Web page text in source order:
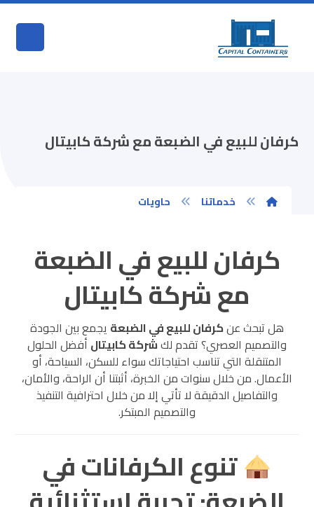
كرفان للبيع في الضبعة مع شركة كابيتال
خدماتنا حاويات
كرفان للبيع في الضبعة
مع شركة كابيتال
هل تبحث عنكرفان للبيع في الضبعة يجمع بين الجودة
والتصميم العصري؟ تقدم لكشركة كابيتال أفضل الحلول
المتنقلة التي تناسب احتياجاتك سواء للسكن، السياحة، أو
الأعمال. من خلال سنوات من الخبرة، أثبتنا أن الراحة، والأمان،
والتفاصيل الدقيقة لا تأتي إلا من خلال احترافية التنفيذ
والتصميم المبتكر.
تنوع الكرفانات في